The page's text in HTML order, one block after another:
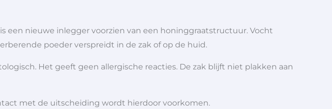
een nieuwe inlegger voorzien van een honinggraatstructuur. Vocht
poeder verspreidt in de zak of op de huid.
Het geeft geen allergische reacties. De zak blijft niet plakken aan
met de uitscheiding wordt hierdoor voorkomen.